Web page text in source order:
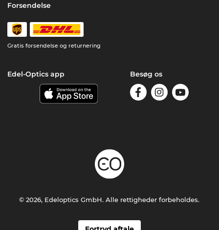
Forsendelse
Gratis forsendelse og returnering
Edel-Optics app Besøg os
© 2026, Edeloptics GmbH. Alle rettigheder forbeholdes.